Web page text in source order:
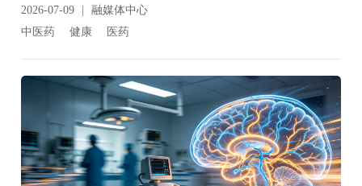
2026-07-09
融媒体中心
中医药
健康 医药